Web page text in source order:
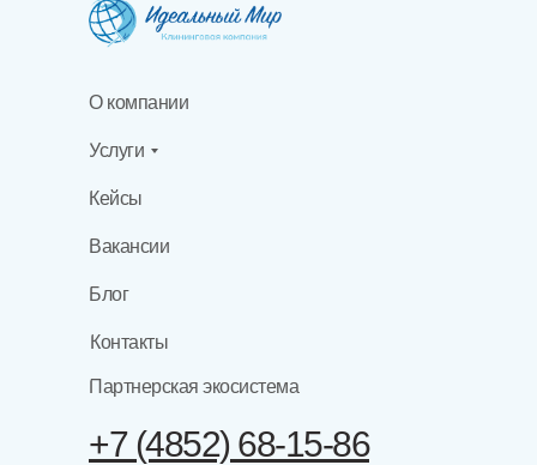
Услуги
О компании
Кейсы
Вакансии
+7 (4852) 68-15-86
Блог
Контакты
Партнерская экосистема